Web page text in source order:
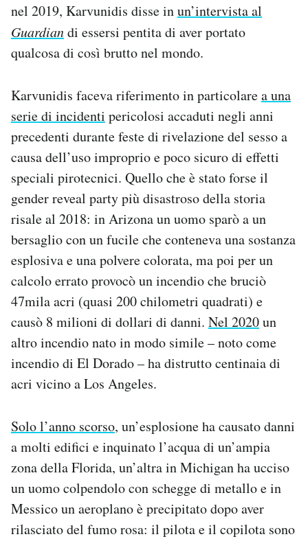
nel 2019, Karvunidis disse inun’intervista al
Guardiandi essersi pentita di aver portato
qualcosa di così brutto nel mondo.
Karvunidis faceva riferimento in particolarea una
serie di incidenti pericolosi accaduti negli anni
precedenti durante feste di rivelazione del sesso a
causa dell’uso improprio e poco sicuro di effetti
speciali pirotecnici. Quello che è stato forse il
gender reveal party più disastroso della storia
risale al 2018: in Arizona un uomo sparò a un
bersaglio con un fucile che conteneva una sostanza
esplosiva e una polvere colorata, ma poi per un
calcolo errato provocò un incendio che bruciò
47mila acri (quasi 200 chilometri quadrati) e
causò 8 milioni di dollari di danni. Nel 2020un
altro incendio nato in modo simile – noto come
incendio di El Dorado – ha distrutto centinaia di
acri vicino a Los Angeles.
Solo l’anno scorso, un’esplosione ha causato danni
a molti edifici e inquinato l’acqua di un’ampia
zona della Florida, un’altra in Michigan ha ucciso
un uomo colpendolo con schegge di metallo e in
Messico un aeroplano è precipitato dopo aver
rilasciato del fumo rosa: il pilota e il copilota sono